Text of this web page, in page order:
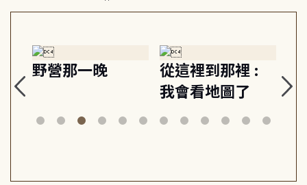
野營那一晚
從這裡到那裡 :
我會看地圖了
美